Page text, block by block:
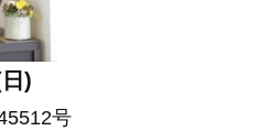
)
号